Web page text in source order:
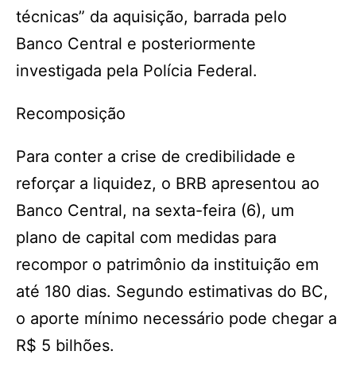
técnicas” da aquisição, barrada pelo
Banco Central e posteriormente
investigada pela Polícia Federal.
Recomposição
Para conter a crise de credibilidade e
reforçar a liquidez, o BRB apresentou ao
Banco Central, na sexta-feira (6), um
plano de capital com medidas para
recompor o patrimônio da instituição em
até 180 dias. Segundo estimativas do BC,
o aporte mínimo necessário pode chegar a
R$ 5 bilhões.